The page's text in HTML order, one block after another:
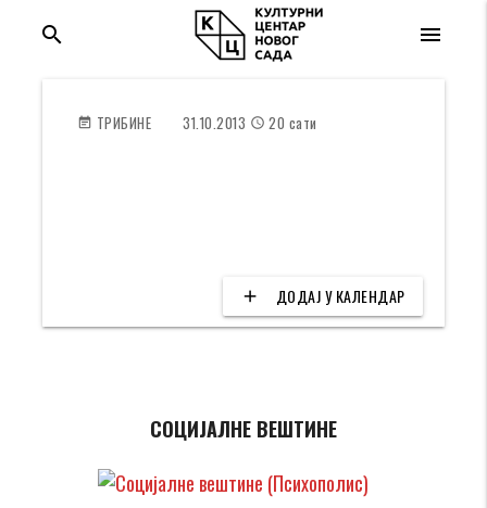
menu
search
event_note ТРИБИНЕ 31.10.2013 access_time 20 сати
add ДОДАЈ У КАЛЕНДАР
СОЦИЈАЛНЕ ВЕШТИНЕ